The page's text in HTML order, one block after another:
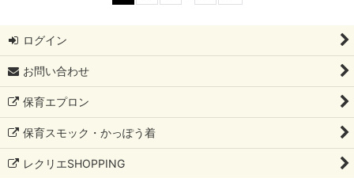
ログイン
お問い合わせ
保育エプロン
保育スモック・かっぽう着
レクリエSHOPPING